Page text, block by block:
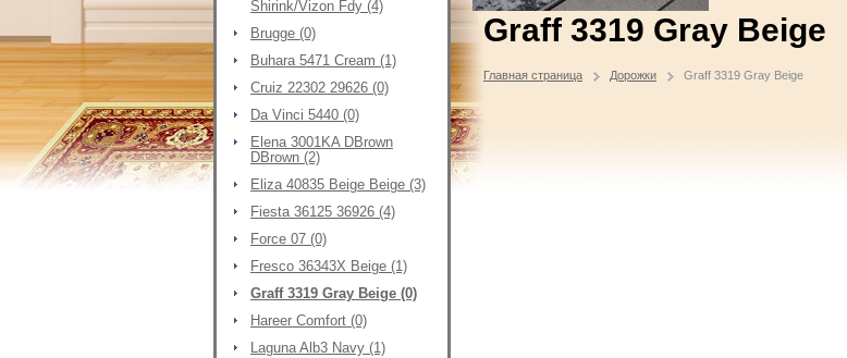
Shirink/Vizon Fdy (4)
Brugge (0)
Buhara 5471 Cream (1)
Cruiz 22302 29626 (0)
Da Vinci 5440 (0)
Elena 3001KA DBrown
DBrown (2)
Eliza 40835 Beige Beige (3)
Fiesta 36125 36926 (4)
Force 07 (0)
Fresco 36343X Beige (1)
Graff 3319 Gray Beige (0)
Hareer Comfort (0)
Laguna Alb3 Navy (1)
Graff 3319 Gray Beige
Главная страница Дорожки Graff 3319 Gray Beige